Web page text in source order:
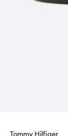
Tommy Hilfiger